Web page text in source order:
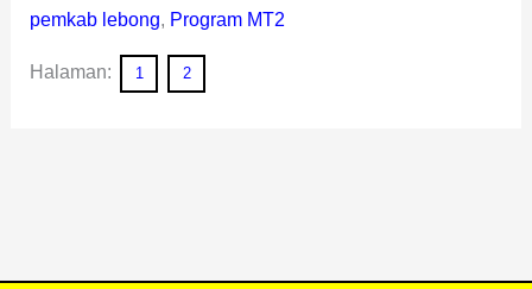
pemkab lebong, Program MT2
Halaman: 1 2